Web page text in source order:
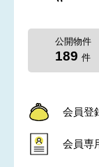
公開物件
189 件
会員登
会員専